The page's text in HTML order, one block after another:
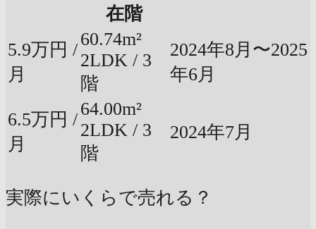
在階
5.9万円 /
月
60.74m²
2LDK / 3
階
2024年8月〜2025
年6月
6.5万円 /
月
64.00m²
2LDK / 3
階
2024年7月
実際にいくらで売れる？